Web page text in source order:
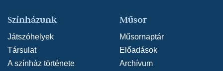
Színházunk
Játszóhelyek
Társulat
A színház története
Műsor
Műsornaptár
Előadások
Archívum